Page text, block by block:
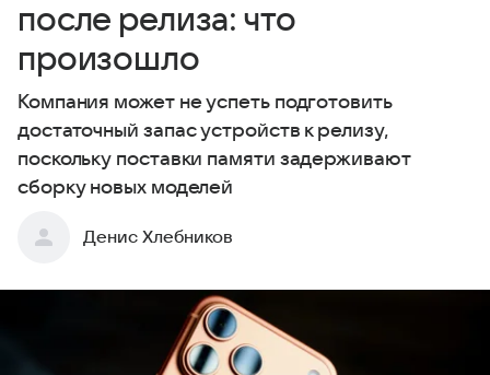
после релиза: что
произошло
Компания может не успеть подготовить
достаточный запас устройств к релизу,
поскольку поставки памяти задерживают
сборку новых моделей
Денис Хлебников